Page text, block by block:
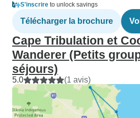
S'inscrire to unlock savings
Télécharger la brochure
Cape Tribulation et
Wanderer (Petits
séjours)
5.0 (1 avis)